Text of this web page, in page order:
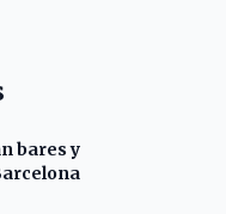
bares y